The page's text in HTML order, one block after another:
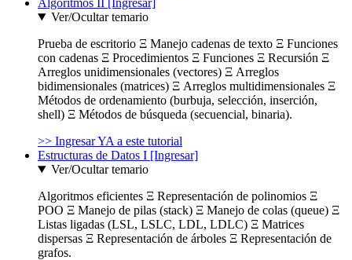
Algoritmos II [Ingresar]
Ver/Ocultar temario
Prueba de escritorio Ξ Manejo cadenas de texto Ξ Funciones
con cadenas Ξ Procedimientos Ξ Funciones Ξ Recursión Ξ
Arreglos unidimensionales (vectores) Ξ Arreglos
bidimensionales (matrices) Ξ Arreglos multidimensionales Ξ
Métodos de ordenamiento (burbuja, selección, inserción,
shell) Ξ Métodos de búsqueda (secuencial, binaria).
>> Ingresar YA a este tutorial
Estructuras de Datos I [Ingresar]
Ver/Ocultar temario
Algoritmos eficientes Ξ Representación de polinomios Ξ
POO Ξ Manejo de pilas (stack) Ξ Manejo de colas (queue) Ξ
Listas ligadas (LSL, LSLC, LDL, LDLC) Ξ Matrices
dispersas Ξ Representación de árboles Ξ Representación de
grafos.